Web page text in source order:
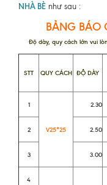
NHÀ BÈ như sau :
BẢNG BÁO
Độ dày, quy cách lớn vui
STT QUY CÁCH ĐỘ DÀY
1
V25*25
2.30
2 2.50
3 3.00
4